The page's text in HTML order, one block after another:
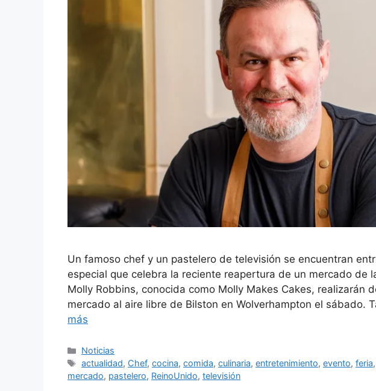
Un famoso chef y un pastelero de televisión se encuentran
especial que celebra la reciente reapertura de un mercado de
Molly Robbins, conocida como Molly Makes Cakes, realizarán
mercado al aire libre de Bilston en Wolverhampton el sábado.
más
Categorías
Noticias
Etiquetas
actualidad, Chef,cocina,comida,culinaria,entretenimiento,evento,feria
mercado, pastelero, ReinoUnido, televisión